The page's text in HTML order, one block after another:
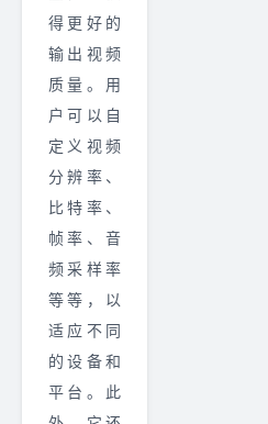
得更好的
输出视频
质量。用
户可以自
定义视频
分辨率、
比特率、
帧率、音
频采样率
等等，以
适应不同
的设备和
平台。此